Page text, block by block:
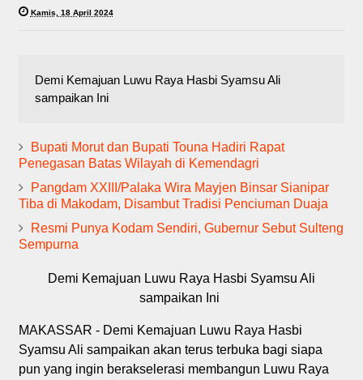
Kamis, 18 April 2024
Demi Kemajuan Luwu Raya Hasbi Syamsu Ali
sampaikan Ini
Bupati Morut dan Bupati Touna Hadiri Rapat
Penegasan Batas Wilayah di Kemendagri
Pangdam XXIII/Palaka Wira Mayjen Binsar Sianipar
Tiba di Makodam, Disambut Tradisi Penciuman Duaja
Resmi Punya Kodam Sendiri, Gubernur Sebut Sulteng
Sempurna
Demi Kemajuan Luwu Raya Hasbi Syamsu Ali
sampaikan Ini
MAKASSAR - Demi Kemajuan Luwu Raya Hasbi
Syamsu Ali sampaikan akan terus terbuka bagi siapa
pun yang ingin berakselerasi membangun Luwu Raya